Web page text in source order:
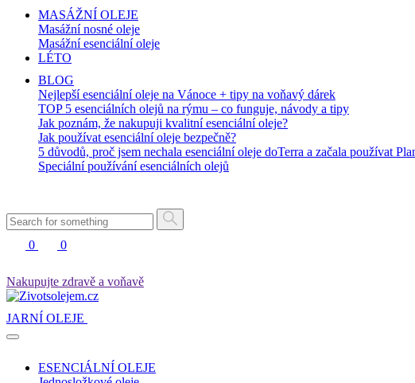
MASÁŽNÍ OLEJE
Masážní nosné oleje
Masážní esenciální oleje
LÉTO
BLOG
Nejlepší esenciální oleje na Vánoce + tipy na voňavý dárek
TOP 5 esenciálních olejů na rýmu – co funguje, návody a tipy
Jak poznám, že nakupuji kvalitní esenciální oleje?
Jak používat esenciální oleje bezpečně?
5 důvodů, proč jsem nechala esenciální oleje doTerra a začala používat
Speciální používání esenciálních olejů
0 0
Nakupujte zdravě a voňavě
JARNÍ OLEJE
ESENCIÁLNÍ OLEJE